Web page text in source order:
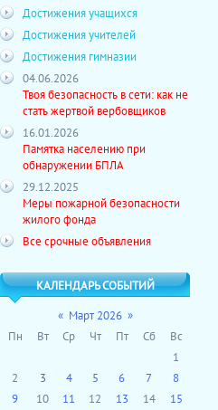
Достижения учащихся
Достижения учителей
Достижения гимназии
04.06.2026
Твоя безопасность в сети: как не
стать жертвой вербовщиков
16.01.2026
Памятка населению при
обнаружении БПЛА
29.12.2025
Меры пожарной безопасности
жилого фонда
Все срочные объявления
КАЛЕНДАРЬ СОБЫТИЙ
« Март 2026 »
Пн
Вт Ср Чт Пт Сб
Вс
1
2
3 4 5 6 7
8
9
10 11 12 13 14
15